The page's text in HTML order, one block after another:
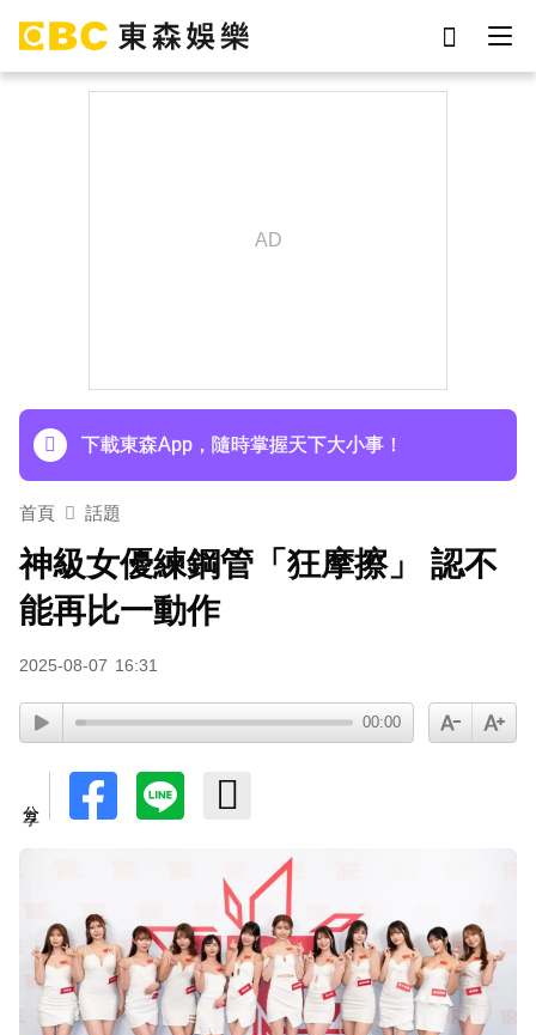
下載東森App，隨時掌握天下大小事！
首頁 話題
神級女優練鋼管「狂摩擦」 認不
能再比一動作
2025-08-07 16:31
00:00